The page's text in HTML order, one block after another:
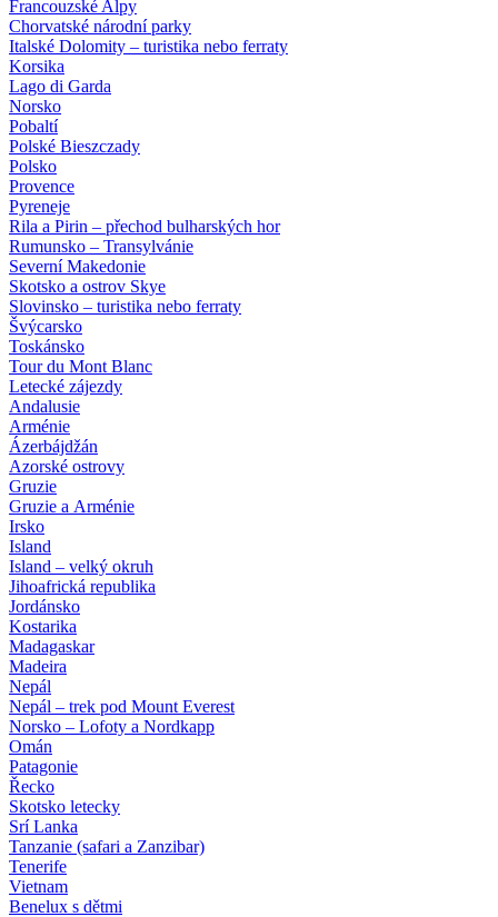
Francouzské Alpy
Chorvatské národní parky
Italské Dolomity – turistika nebo ferraty
Korsika
Lago di Garda
Norsko
Pobaltí
Polské Bieszczady
Polsko
Provence
Pyreneje
Rila a Pirin – přechod bulharských hor
Rumunsko – Transylvánie
Severní Makedonie
Skotsko a ostrov Skye
Slovinsko – turistika nebo ferraty
Švýcarsko
Toskánsko
Tour du Mont Blanc
Letecké zájezdy
Andalusie
Arménie
Ázerbájdžán
Azorské ostrovy
Gruzie
Gruzie a Arménie
Irsko
Island
Island – velký okruh
Jihoafrická republika
Jordánsko
Kostarika
Madagaskar
Madeira
Nepál
Nepál – trek pod Mount Everest
Norsko – Lofoty a Nordkapp
Omán
Patagonie
Řecko
Skotsko letecky
Srí Lanka
Tanzanie (safari a Zanzibar)
Tenerife
Vietnam
Benelux s dětmi